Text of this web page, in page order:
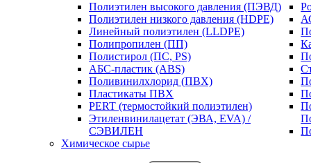
Полиэтилен высокого давления (ПЭВД)
Полиэтилен низкого давления (HDPE)
Линейный полиэтилен (LLDPE)
Полипропилен (ПП)
Полистирол (ПС, PS)
АБС-пластик (ABS)
Поливинилхлорид (ПВХ)
Пластикаты ПВХ
PERT (термостойкий полиэтилен)
Этиленвинилацетат (ЭВА, EVA) /
СЭВИЛЕН
Химическое сырье